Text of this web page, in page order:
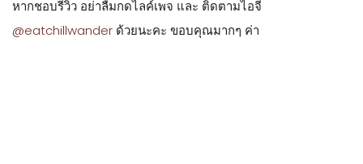
หากชอบรีวิว อย่าลืมกดไลค์เพจ และ ติดตามไอจี
@eatchillwander ด้วยนะคะ ขอบคุณมากๆ ค่า